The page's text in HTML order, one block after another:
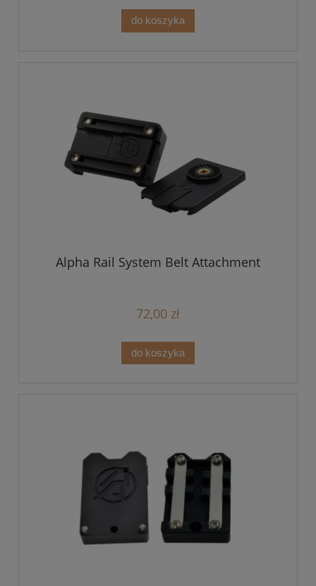
do koszyka
Alpha Rail System Belt Attachment
72,00 zł
do koszyka